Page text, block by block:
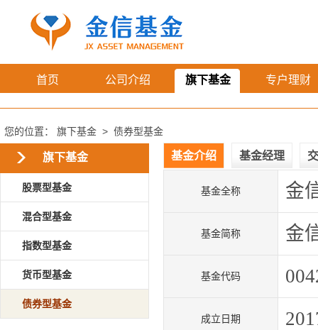
首页 公司介绍 旗下基金 专户理财
您的位置： 旗下基金 > 债券型基金
旗下基金
股票型基金
混合型基金
指数型基金
货币型基金
债券型基金
基金介绍 基金经理
基金全称 金
基金简称 金
基金代码
成立日期